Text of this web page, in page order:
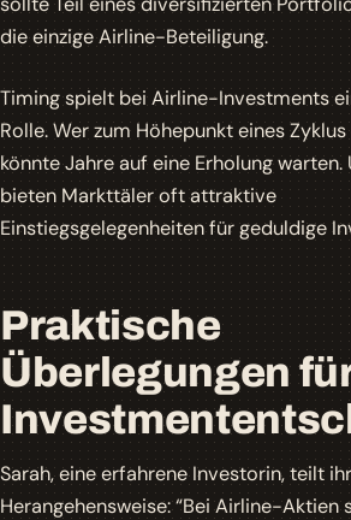
die einzige Airline-Beteiligung.
Timing spielt bei Airline-Investments
Rolle. Wer zum Höhepunkt eines
könnte Jahre auf eine Erholung warten.
bieten Markttäler oft attraktive
Einstiegsgelegenheiten für geduldige
Praktische
Überlegungen
Sarah, eine erfahrene Investorin, teilt
Herangehensweise: “Bei Airline-Aktien